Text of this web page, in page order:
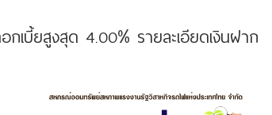
บี้ยสูงสุด 4.00% รายละเอียดเงินฝาก